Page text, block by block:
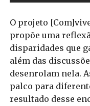
O projeto
propõe uma
disparidades que
além das
desenrolam nela.
palco para
resultado desse